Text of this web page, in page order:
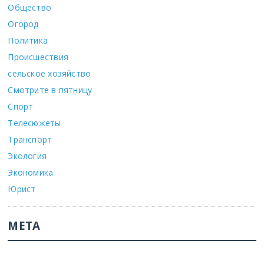
Общество
Огород
Политика
Происшествия
сельское хозяйство
Смотрите в пятницу
Спорт
Телесюжеты
Транспорт
Экология
Экономика
Юрист
МЕТА